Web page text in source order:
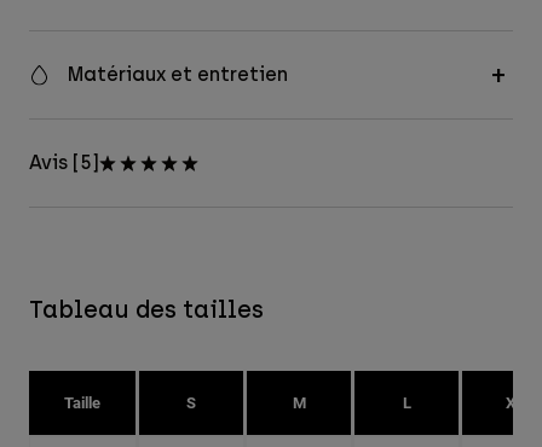
Matériaux et entretien
Avis [5]
Tableau des tailles
Taille S M L XL